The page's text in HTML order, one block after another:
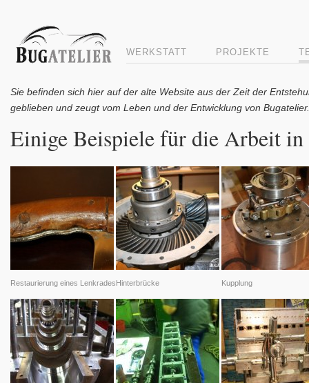
WERKSTATT PROJEKTE
Sie befinden sich hier auf der alte Website aus der Zeit der
geblieben und zeugt vom Leben und der Entwicklung von
Einige Beispiele für die Arbeit in
Restaurierung eines LenkradesHinterbrücke Kupplung